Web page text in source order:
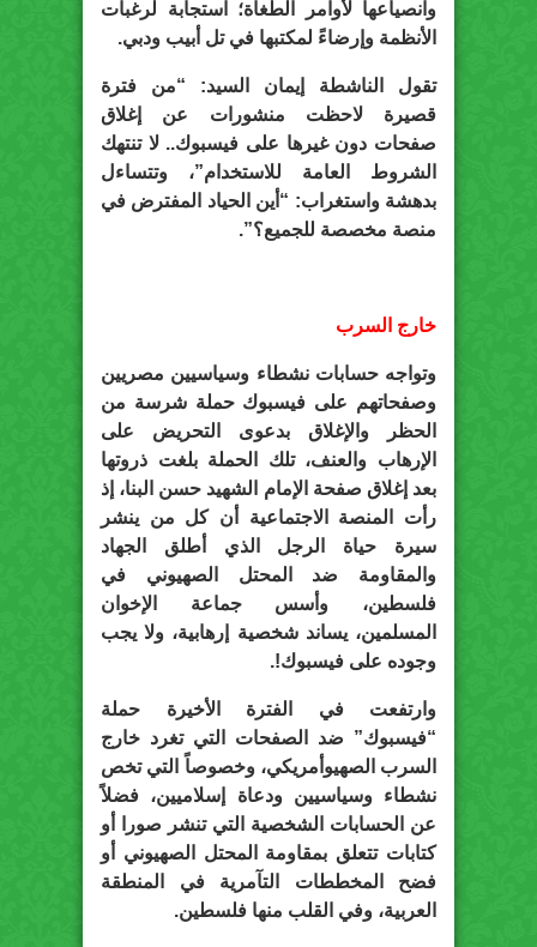
وانصياعها لأوامر الطغاة؛ استجابة لرغبات
الأنظمة وإرضاءً لمكتبها في تل أبيب ودبي.
تقول الناشطة إيمان السيد: “من فترة
قصيرة لاحظت منشورات عن إغلاق
صفحات دون غيرها على فيسبوك.. لا تنتهك
الشروط العامة للاستخدام”، وتتساءل
بدهشة واستغراب: “أين الحياد المفترض في
منصة مخصصة للجميع؟”.
خارج السرب
وتواجه حسابات نشطاء وسياسيين مصريين
وصفحاتهم على فيسبوك حملة شرسة من
الحظر والإغلاق بدعوى التحريض على
الإرهاب والعنف، تلك الحملة بلغت ذروتها
بعد إغلاق صفحة الإمام الشهيد حسن البنا، إذ
رأت المنصة الاجتماعية أن كل من ينشر
سيرة حياة الرجل الذي أطلق الجهاد
والمقاومة ضد المحتل الصهيوني في
فلسطين، وأسس جماعة الإخوان
المسلمين، يساند شخصية إرهابية، ولا يجب
وجوده على فيسبوك!.
وارتفعت في الفترة الأخيرة حملة
“فيسبوك” ضد الصفحات التي تغرد خارج
السرب الصهيوأمريكي، وخصوصاً التي تخص
نشطاء وسياسيين ودعاة إسلاميين، فضلاً
عن الحسابات الشخصية التي تنشر صورا أو
كتابات تتعلق بمقاومة المحتل الصهيوني أو
فضح المخططات التآمرية في المنطقة
العربية، وفي القلب منها فلسطين.